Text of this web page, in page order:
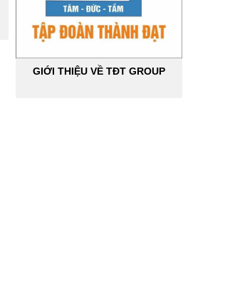
GIỚI THIỆU VỀ TĐT GROUP